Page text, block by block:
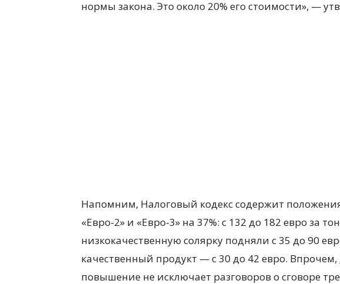
нормы закона. Это около 20% его стоимости», —
Напомним, Налоговый кодекс содержит
«Евро-2» и «Евро-3» на 37%: с 132 до 182 евро за
низкокачественную солярку подняли с 35 до 90
качественный продукт — с 30 до 42 евро.
повышение не исключает разговоров о сговоре